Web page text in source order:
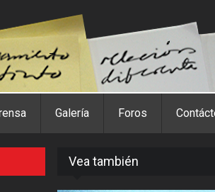
Galería Foros
Vea también